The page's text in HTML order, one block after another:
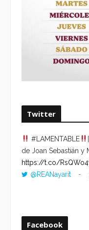
Twitter
#LAMENTABLE
de Joan Sebastián y
https://t.co/
@REANayarit
Facebook